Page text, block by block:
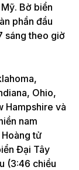
Bờ biển
phần đầu
sáng theo giờ
Ohio,
Hampshire và
nam
tử
Đại Tây
(3:46 chiều